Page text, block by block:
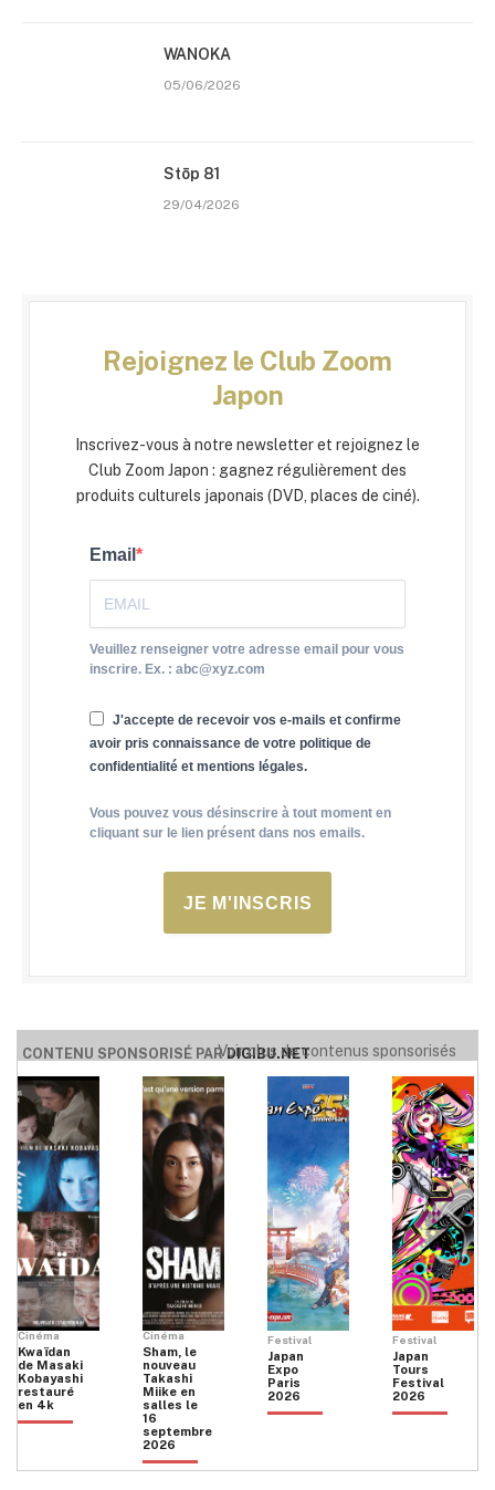
WANOKA
05/06/2026
Stōp 81
29/04/2026
Rejoignez le Club Zoom
Japon
Inscrivez-vous à notre newsletter et rejoignez le
Club Zoom Japon : gagnez régulièrement des
produits culturels japonais (DVD, places de ciné).
Email
Veuillez renseigner votre adresse email pour vous
inscrire. Ex. : abc@xyz.com
J'accepte de recevoir vos e-mails et confirme
avoir pris connaissance de votre politique de
confidentialité et mentions légales.
Vous pouvez vous désinscrire à tout moment en
cliquant sur le lien présent dans nos emails.
JE M'INSCRIS
CONTENU SPONSORISÉ PARDIGIBU.NET
Voir plus de contenus sponsorisés
Cinéma
Kwaïdan
de Masaki
Kobayashi
restauré
en 4k
Cinéma
Sham, le
nouveau
Takashi
Miike en
salles le
16
septembre
2026
Festival
Japan
Expo
Paris
2026
Festival
Japan
Tours
Festival
2026